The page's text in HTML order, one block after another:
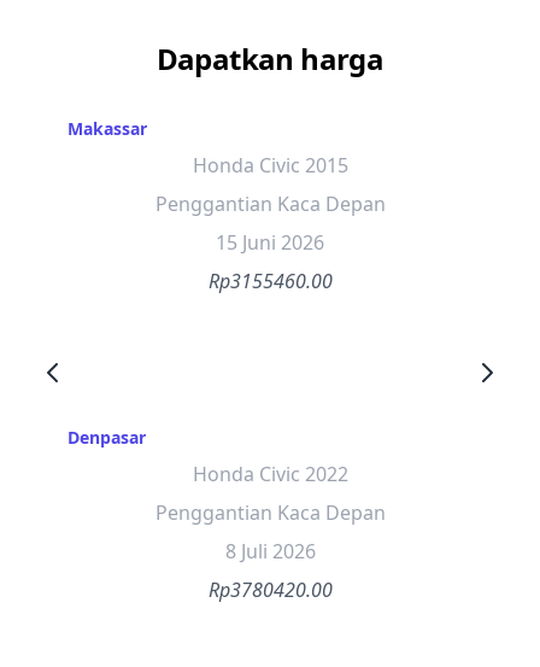
Dapatkan harga
Makassar
Honda Civic 2015
Penggantian Kaca Depan
15 Juni 2026
Rp3155460.00
Denpasar
Honda Civic 2022
Penggantian Kaca Depan
8 Juli 2026
Rp3780420.00